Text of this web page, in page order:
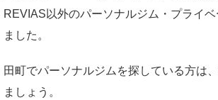
REVIAS以外のパーソナルジム・プライ
ました。
田町でパーソナルジムを探している方は
ましょう。